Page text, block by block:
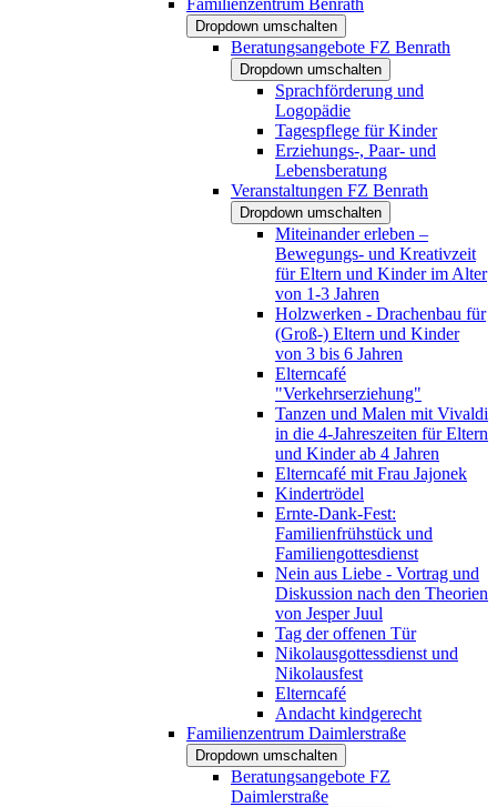
Dropdown umschalten
Beratungsangebote FZ Benrath
Dropdown umschalten
Sprachförderung und
Logopädie
Tagespflege für Kinder
Erziehungs-, Paar- und
Lebensberatung
Veranstaltungen FZ Benrath
Dropdown umschalten
Miteinander erleben –
Bewegungs- und Kreativzeit
für Eltern und Kinder im Alter
von 1-3 Jahren
Holzwerken - Drachenbau für
(Groß-) Eltern und Kinder
von 3 bis 6 Jahren
Elterncafé
"Verkehrserziehung"
Tanzen und Malen mit Vivaldi
in die 4-Jahreszeiten für Eltern
und Kinder ab 4 Jahren
Elterncafé mit Frau Jajonek
Kindertrödel
Ernte-Dank-Fest:
Familienfrühstück und
Familiengottesdienst
Nein aus Liebe - Vortrag und
Diskussion nach den Theorien
von Jesper Juul
Tag der offenen Tür
Nikolausgottessdienst und
Nikolausfest
Elterncafé
Andacht kindgerecht
Familienzentrum Daimlerstraße
Dropdown umschalten
Beratungsangebote FZ
Daimlerstraße